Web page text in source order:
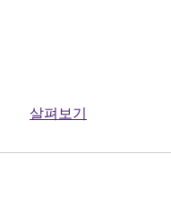
살펴보기